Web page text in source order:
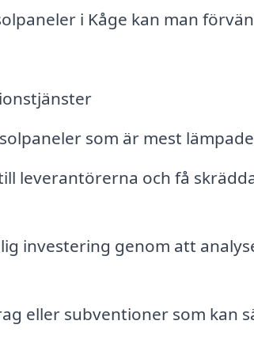
i Kåge kan man
som är mest
leverantörerna och få
investering genom att
eller subventioner som kan